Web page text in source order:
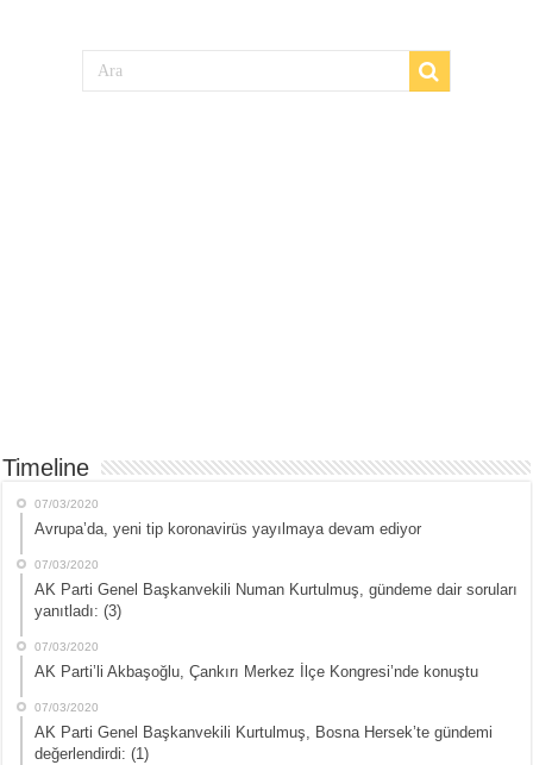
Timeline
07/03/2020
Avrupa’da, yeni tip koronavirüs yayılmaya devam ediyor
07/03/2020
AK Parti Genel Başkanvekili Numan Kurtulmuş, gündeme dair soruları
yanıtladı: (3)
07/03/2020
AK Parti’li Akbaşoğlu, Çankırı Merkez İlçe Kongresi’nde konuştu
07/03/2020
AK Parti Genel Başkanvekili Kurtulmuş, Bosna Hersek’te gündemi
değerlendirdi: (1)